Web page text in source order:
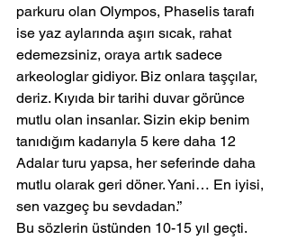
parkuru olan Olympos, Phaselis tarafı
ise yaz aylarında aşırı sıcak, rahat
edemezsiniz, oraya artık sadece
arkeologlar gidiyor. Biz onlara taşçılar,
deriz. Kıyıda bir tarihi duvar görünce
mutlu olan insanlar. Sizin ekip benim
tanıdığım kadarıyla 5 kere daha 12
Adalar turu yapsa, her seferinde daha
mutlu olarak geri döner. Yani… En iyisi,
sen vazgeç bu sevdadan.”
Bu sözlerin üstünden 10-15 yıl geçti.